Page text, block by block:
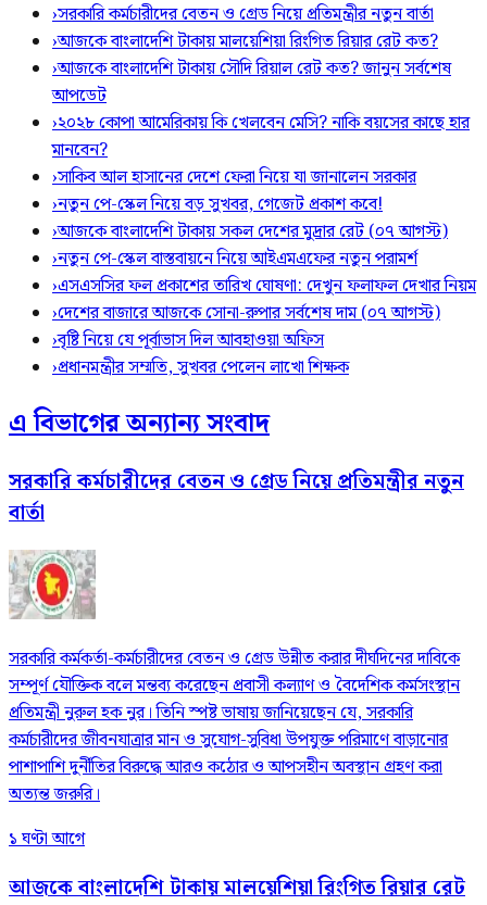
›সরকারি কর্মচারীদের বেতন ও গ্রেড নিয়ে প্রতিমন্ত্রীর নতুন বার্তা
›আজকে বাংলাদেশি টাকায় মালয়েশিয়া রিংগিত রিয়ার রেট কত?
›আজকে বাংলাদেশি টাকায় সৌদি রিয়াল রেট কত? জানুন সর্বশেষ
আপডেট
›২০২৮ কোপা আমেরিকায় কি খেলবেন মেসি? নাকি বয়সের কাছে হার
মানবেন?
›সাকিব আল হাসানের দেশে ফেরা নিয়ে যা জানালেন সরকার
›নতুন পে-স্কেল নিয়ে বড় সুখবর, গেজেট প্রকাশ কবে!
›আজকে বাংলাদেশি টাকায় সকল দেশের মুদ্রার রেট (০৭ আগস্ট)
›নতুন পে-স্কেল বাস্তবায়নে নিয়ে আইএমএফের নতুন পরামর্শ
›এসএসসির ফল প্রকাশের তারিখ ঘোষণা: দেখুন ফলাফল দেখার নিয়ম
›দেশের বাজারে আজকে সোনা-রুপার সর্বশেষ দাম (০৭ আগস্ট)
›বৃষ্টি নিয়ে যে পূর্বাভাস দিল আবহাওয়া অফিস
›প্রধানমন্ত্রীর সম্মতি, সুখবর পেলেন লাখো শিক্ষক
এ বিভাগের অন্যান্য সংবাদ
সরকারি কর্মচারীদের বেতন ও গ্রেড নিয়ে প্রতিমন্ত্রীর নতুন
বার্তা
সরকারি কর্মকর্তা-কর্মচারীদের বেতন ও গ্রেড উন্নীত করার দীর্ঘদিনের দাবিকে
সম্পূর্ণ যৌক্তিক বলে মন্তব্য করেছেন প্রবাসী কল্যাণ ও বৈদেশিক কর্মসংস্থান
প্রতিমন্ত্রী নুরুল হক নুর। তিনি স্পষ্ট ভাষায় জানিয়েছেন যে, সরকারি
কর্মচারীদের জীবনযাত্রার মান ও সুযোগ-সুবিধা উপযুক্ত পরিমাণে বাড়ানোর
পাশাপাশি দুর্নীতির বিরুদ্ধে আরও কঠোর ও আপসহীন অবস্থান গ্রহণ করা
অত্যন্ত জরুরি।
১ ঘণ্টা আগে
আজকে বাংলাদেশি টাকায় মালয়েশিয়া রিংগিত রিয়ার রেট